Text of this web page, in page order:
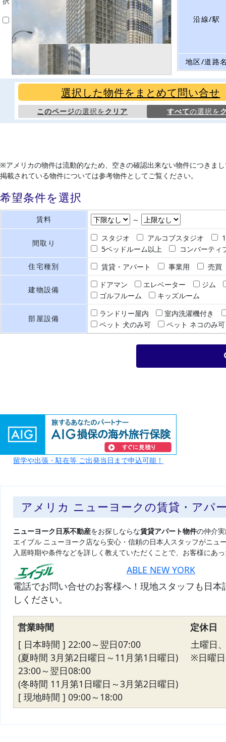
沿線/駅
地区/道路
選択した物件をまとめて問い合せ
このページの選択をクリア すべての選択を
※アメリカの物件は流動的なため、空きの確認出来ない物件につきま
掲載されている物件については参考物件としてご覧ください。
希望条件を選択
賃料 ～
間取り
スタジオ アルコブスタジオ
5ベッドルーム以上
コンバーティ
住宅種別
賃貸・アパート 事業用 売買
建物設備
ドアマン エレベーター
ジム
ゴルフルーム
キッズルーム
部屋設備
ランドリー屋内
室内洗濯機付き
ペット 犬のみ可
ペット ネコのみ可
留学や出張・駐在等 ご出発当日まで申込可能！
アメリカ ニューヨークの賃貸・アパ
ニューヨーク日系不動産をお探しならな賃貸アパート物件の仲介
エイブル ニューヨーク店なら安心・信頼の日本人スタッフがニュ
入居時期や条件などを詳しく教えていただくことで、お客様にあ
ABLE NEW YORK
電話でお問い合せのお客様へ！現地スタッフも日
しください。
営業時間
定休日
[ 日本時間 ] 22:00～翌日07:00
(夏時間 3月第2日曜日～11月第1日曜日)
23:00～翌日08:00
(冬時間 11月第1日曜日～3月第2日曜日)
[ 現地時間 ] 09:00～18:00
土曜日
※日曜